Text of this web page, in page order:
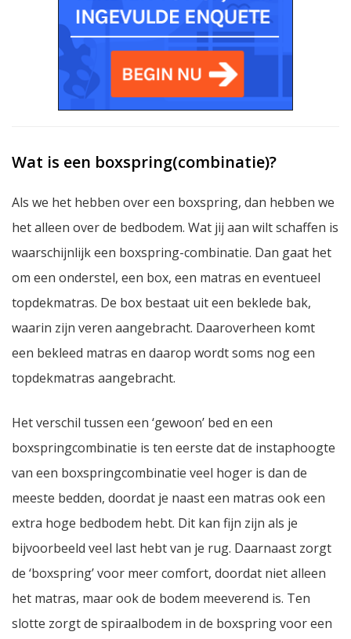
Wat is een boxspring(combinatie)?
Als we het hebben over een boxspring, dan hebben we
het alleen over de bedbodem. Wat jij aan wilt schaffen is
waarschijnlijk een boxspring-combinatie. Dan gaat het
om een onderstel, een box, een matras en eventueel
topdekmatras. De box bestaat uit een beklede bak,
waarin zijn veren aangebracht. Daaroverheen komt
een bekleed matras en daarop wordt soms nog een
topdekmatras aangebracht.
Het verschil tussen een ‘gewoon’ bed en een
boxspringcombinatie is ten eerste dat de instaphoogte
van een boxspringcombinatie veel hoger is dan de
meeste bedden, doordat je naast een matras ook een
extra hoge bedbodem hebt. Dit kan fijn zijn als je
bijvoorbeeld veel last hebt van je rug. Daarnaast zorgt
de ‘boxspring’ voor meer comfort, doordat niet alleen
het matras, maar ook de bodem meeverend is. Ten
slotte zorgt de spiraalbodem in de boxspring voor een